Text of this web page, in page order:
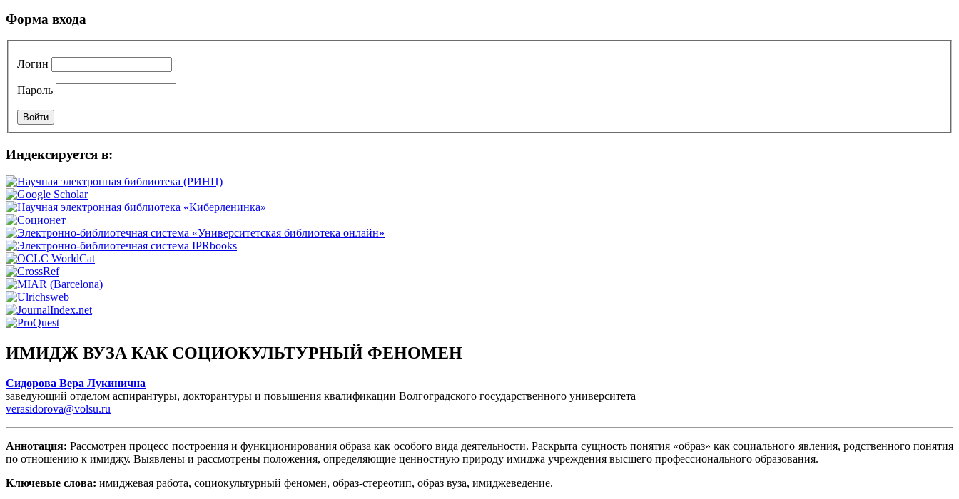
Форма входа
Логин
Пароль
Индексируется в:
ИМИДЖ ВУЗА КАК СОЦИОКУЛЬТУРНЫЙ ФЕНОМЕН
Сидорова Вера Лукинична
заведующий отделом аспирантуры, докторантуры и повышения квалификации Волгоградского государственного университета
verasidorova@volsu.ru
Аннотация: Рассмотрен процесс построения и функционирования образа как особого вида деятельности. Раскрыта сущность понятия «образ» как социального явления, родственного понятия
по отношению к имиджу. Выявлены и рассмотрены положения, определяющие ценностную природу имиджа учреждения высшего профессионального образования.
Ключевые слова: имиджевая работа, социокультурный феномен, образ-стереотип, образ вуза, имиджеведение.